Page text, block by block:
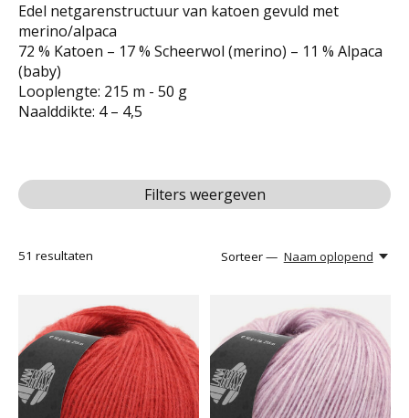
Edel netgarenstructuur van katoen gevuld met
merino/alpaca
72 % Katoen – 17 % Scheerwol (merino) – 11 % Alpaca
(baby)
Looplengte: 215 m - 50 g
Naalddikte: 4 – 4,5
Filters weergeven
51 resultaten Sorteer — Naam oplopend